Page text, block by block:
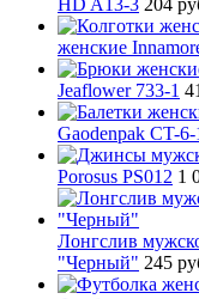
женские
Jeaflower 733-1
Gaodenpak CT-6-
Porosus PS012 1
Лонгслив
"Черный" 245